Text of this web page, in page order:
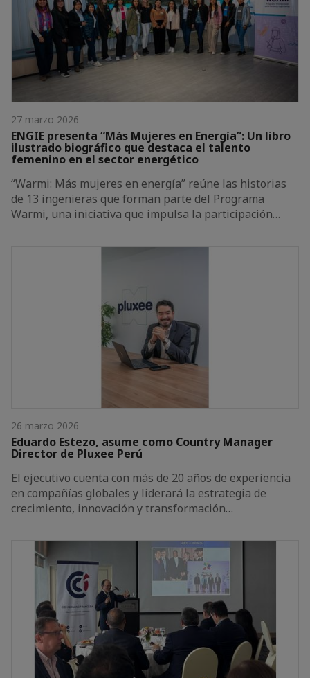
27 marzo 2026
ENGIE presenta “Más Mujeres en Energía”: Un libro
ilustrado biográfico que destaca el talento
femenino en el sector energético
“Warmi: Más mujeres en energía” reúne las historias
de 13 ingenieras que forman parte del Programa
Warmi, una iniciativa que impulsa la participación…
26 marzo 2026
Eduardo Estezo, asume como Country Manager
Director de Pluxee Perú
El ejecutivo cuenta con más de 20 años de experiencia
en compañías globales y liderará la estrategia de
crecimiento, innovación y transformación…